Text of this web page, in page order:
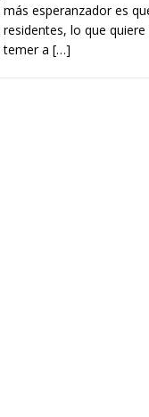
más esperanzador es
residentes, lo que
temer a […]